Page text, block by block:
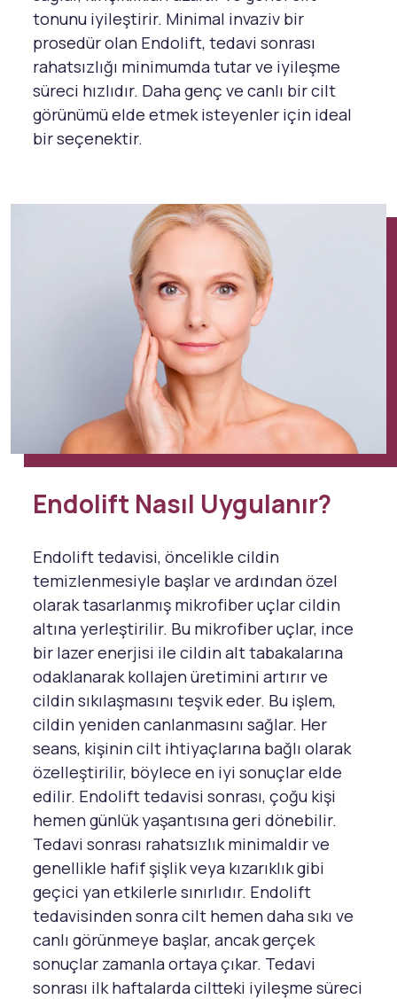
tonunu iyileştirir. Minimal invaziv bir
prosedür olan Endolift, tedavi sonrası
rahatsızlığı minimumda tutar ve iyileşme
süreci hızlıdır. Daha genç ve canlı bir cilt
görünümü elde etmek isteyenler için ideal
bir seçenektir.
Endolift Nasıl Uygulanır?
Endolift tedavisi, öncelikle cildin
temizlenmesiyle başlar ve ardından özel
olarak tasarlanmış mikrofiber uçlar cildin
altına yerleştirilir. Bu mikrofiber uçlar, ince
bir lazer enerjisi ile cildin alt tabakalarına
odaklanarak kollajen üretimini artırır ve
cildin sıkılaşmasını teşvik eder. Bu işlem,
cildin yeniden canlanmasını sağlar. Her
seans, kişinin cilt ihtiyaçlarına bağlı olarak
özelleştirilir, böylece en iyi sonuçlar elde
edilir. Endolift tedavisi sonrası, çoğu kişi
hemen günlük yaşantısına geri dönebilir.
Tedavi sonrası rahatsızlık minimaldir ve
genellikle hafif şişlik veya kızarıklık gibi
geçici yan etkilerle sınırlıdır. Endolift
tedavisinden sonra cilt hemen daha sıkı ve
canlı görünmeye başlar, ancak gerçek
sonuçlar zamanla ortaya çıkar. Tedavi
sonrası ilk haftalarda ciltteki iyileşme süreci